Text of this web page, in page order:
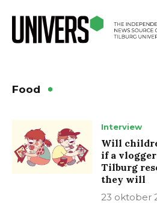
Food
Interview
Will
if a
Tilburg
they will
23 oktober